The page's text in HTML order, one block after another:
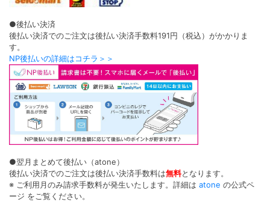
●後払い決済
後払い決済でのご注文は後払い決済手数料191円（税込）がかかりま
す。
NP後払いの詳細はコチラ＞＞
●翌月まとめて後払い（atone）
後払い決済でのご注文は後払い決済手数料は無料となります。
※ ご利用月のみ請求手数料が発生いたします。詳細は atone の公式ペ
ージ をご覧ください。